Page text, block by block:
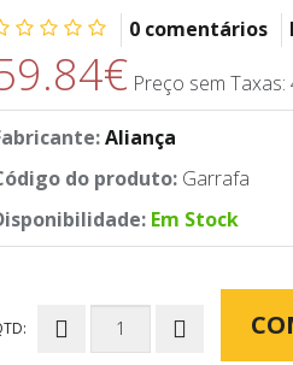
0 comentários
Preço sem Taxas:
Aliança
do produto: Garrafa
Em Stock